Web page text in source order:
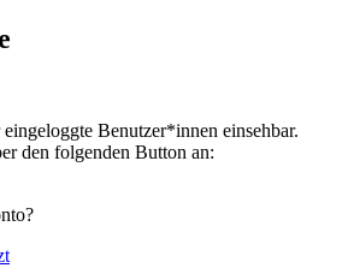
Benutzer*innen einsehbar.
den folgenden Button an: